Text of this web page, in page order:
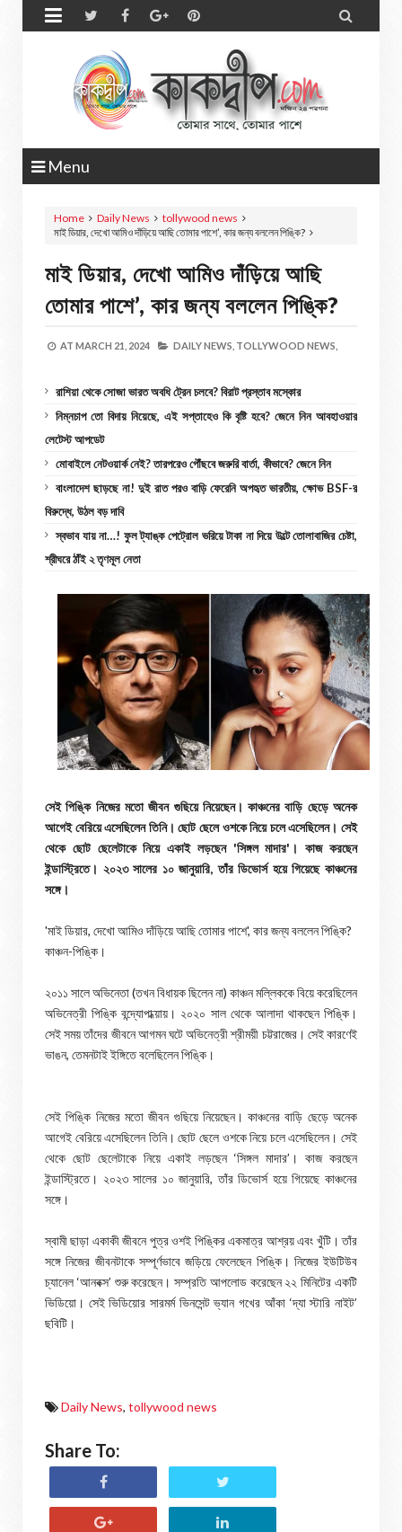
 
Menu
Home Daily News
tollywood news
মাই ডিয়ার, দেখো আমিও দাঁড়িয়ে আছি তোমার পাশে’, কার জন্য বললেন পিঙ্কি?
মাই ডিয়ার, দেখো আমিও দাঁড়িয়ে আছি
তোমার পাশে’, কার জন্য বললেন পিঙ্কি?
AT MARCH 21, 2024 DAILY NEWS, TOLLYWOOD NEWS,
রাশিয়া থেকে সোজা ভারত অবধি ট্রেন চলবে? বিরাট প্রস্তাব মস্কোর
নিম্নচাপ তো বিদায় নিয়েছে, এই সপ্তাহেও কি বৃষ্টি হবে? জেনে নিন আবহাওয়ার
লেটেস্ট আপডেট
মোবাইলে নেটওয়ার্ক নেই? তারপরেও পৌঁছবে জরুরি বার্তা, কীভাবে? জেনে নিন
বাংলাদেশ ছাড়ছে না! দুই রাত পরও বাড়ি ফেরেনি অপহৃত ভারতীয়, ক্ষোভ BSF-র
বিরুদ্ধে, উঠল বড় দাবি
স্বভাব যায় না…! ফুল ট্যাঙ্ক পেট্রোল ভরিয়ে টাকা না দিয়ে উল্টে তোলাবাজির চেষ্টা,
শ্রীঘরে ঠাঁই ২ তৃণমূল নেতা
সেই পিঙ্কি নিজের মতো জীবন গুছিয়ে নিয়েছেন। কাঞ্চনের বাড়ি ছেড়ে অনেক
আগেই বেরিয়ে এসেছিলেন তিনি। ছোট ছেলে ওশকে নিয়ে চলে এসেছিলেন। সেই
থেকে ছোট ছেলেটাকে নিয়ে একাই লড়ছেন 'সিঙ্গল মাদার'। কাজ করছেন
ইন্ডাস্ট্রিতে। ২০২৩ সালের ১০ জানুয়ারি, তাঁর ডিভোর্স হয়ে গিয়েছে কাঞ্চনের
সঙ্গে।
'মাই ডিয়ার, দেখো আমিও দাঁড়িয়ে আছি তোমার পাশে', কার জন্য বললেন পিঙ্কি?
কাঞ্চন-পিঙ্কি।
২০১১ সালে অভিনেতা (তখন বিধায়ক ছিলেন না) কাঞ্চন মল্লিককে বিয়ে করেছিলেন
অভিনেত্রী পিঙ্কি বন্দ্যোপাধ্য়ায়। ২০২০ সাল থেকে আলাদা থাকছেন পিঙ্কি।
সেই সময় তাঁদের জীবনে আগমন ঘটে অভিনেত্রী শ্রীময়ী চট্টরাজের। সেই কারণেই
ভাঙন, তেমনটাই ইঙ্গিতে বলেছিলেন পিঙ্কি।
সেই পিঙ্কি নিজের মতো জীবন গুছিয়ে নিয়েছেন। কাঞ্চনের বাড়ি ছেড়ে অনেক
আগেই বেরিয়ে এসেছিলেন তিনি। ছোট ছেলে ওশকে নিয়ে চলে এসেছিলেন। সেই
থেকে ছোট ছেলেটাকে নিয়ে একাই লড়ছেন ‘সিঙ্গল মাদার’। কাজ করছেন
ইন্ডাস্ট্রিতে। ২০২৩ সালের ১০ জানুয়ারি, তাঁর ডিভোর্স হয়ে গিয়েছে কাঞ্চনের
সঙ্গে।
স্বামী ছাড়া একাকী জীবনে পুত্র ওশই পিঙ্কির একমাত্র আশ্রয় এবং খুঁটি। তাঁর
সঙ্গে নিজের জীবনটাকে সম্পূর্ণভাবে জড়িয়ে ফেলেছেন পিঙ্কি। নিজের ইউটিউব
চ্যানেল ‘আনবক্স’ শুরু করেছেন। সম্প্রতি আপলোড করেছেন ২২ মিনিটের একটি
ভিডিয়ো। সেই ভিডিয়োর সারমর্ম ভিনসেন্ট ভ্যান গখের আঁকা ‘দ্যা স্টারি নাইট’
ছবিটি।
Daily News, tollywood news
Share To: